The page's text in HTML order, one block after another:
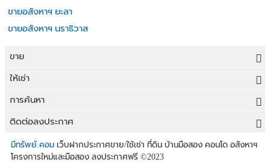
ขายอสังหาฯ ยะลา
ขายอสังหาฯ นราธิวาส
ขาย
ขายที่ดิน
ขายบ้าน
ขายคอนโด
ขายอาคารพาณิชย์
ให้เช่า
ให้เช่าที่ดิน
ให้เช่าบ้าน
ให้เช่าคอนโด
ให้เช่าทาวน์เฮาส์
การค้นหา
ขายที่ดิน
ประกาศขายที่ดิน
ติดต่อลงประกาศ
ลงประกาศขายฟรี
มีทรัพย์.คอม เว็บฝากประกาศขาย/ใช้เช่า ที่ดิน บ้านมือสอง คอนโด อสังหาฯ
โครงการใหม่และมือสอง ลงประกาศฟรี ©2023